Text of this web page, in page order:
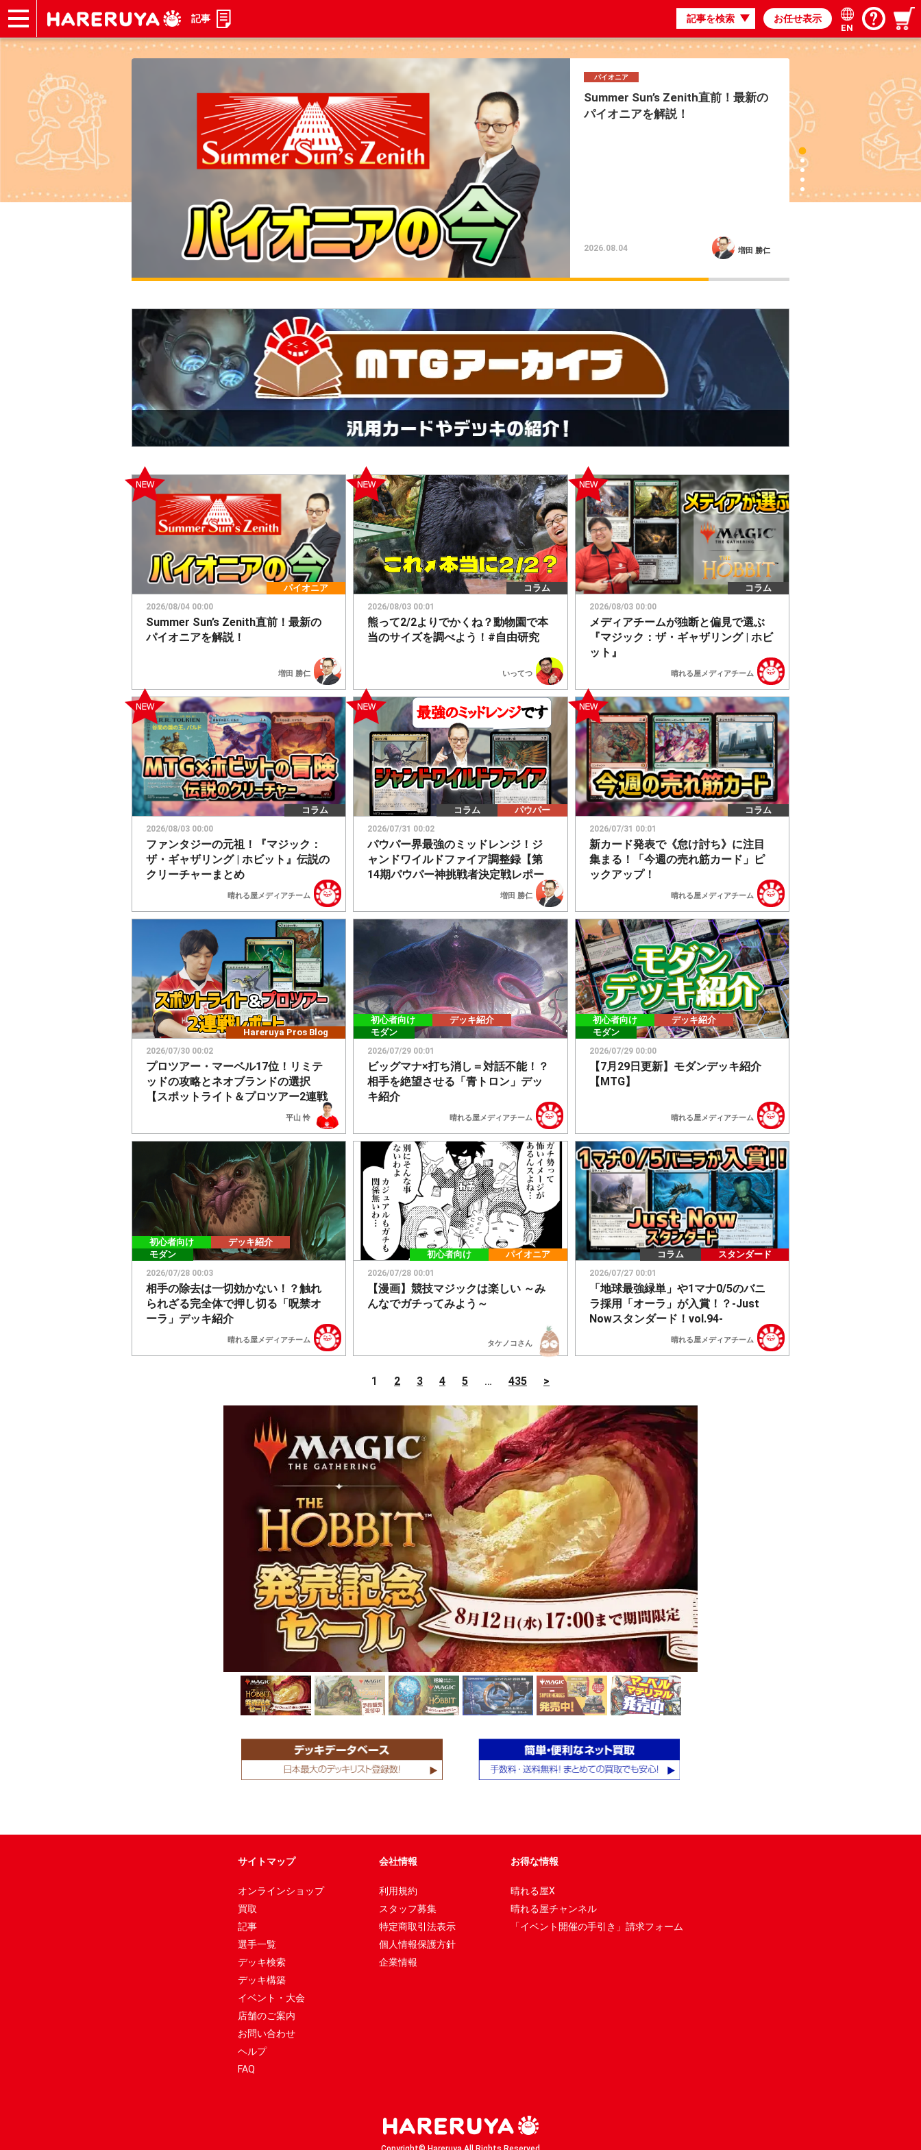
ショップ
買取
記事
デッキ検索
デッキ構築
選手一覧
店舗一覧
イベント
お問い合わせ
記事 記事を検索 お任せ表示
EN
コラム
熊って2/2よりでかくね？動物園で
本当のサイズを調べよう！#自由研
2026.08.03 いってつ
パイオニア
増田 勝仁
Summer Sun’s Zenith直前！最新の
パイオニアを解説！
2026/08/04 00:00
コラム
いってつ
熊って2/2よりでかくね？動物園で本
当のサイズを調べよう！#自由研究
2026/08/03 00:01
コラム
晴れる屋メディアチーム
メディアチームが独断と偏見で選ぶ
『マジック：ザ・ギャザリング | ホビ
ット』
2026/08/03 00:00
コラム
晴れる屋メディアチーム
ファンタジーの元祖！『マジック：
ザ・ギャザリング | ホビット』伝説の
クリーチャーまとめ
2026/08/03 00:00
コラム パウパー
増田 勝仁
パウパー界最強のミッドレンジ！ジ
ャンドワイルドファイア調整録【第
14期パウパー神挑戦者決定戦レポー
2026/07/31 00:02
コラム
晴れる屋メディアチーム
新カード発表で《怠け討ち》に注目
集まる！「今週の売れ筋カード」ピ
ックアップ！
2026/07/31 00:01
Hareruya Pros Blog
平山 怜
プロツアー・マーベル17位！リミテ
ッドの攻略とネオブランドの選択
【スポットライト＆プロツアー2連戦
2026/07/30 00:02
初心者向け
デッキ紹介
モダン
晴れる屋メディアチーム
ビッグマナ×打ち消し＝対話不能！？
相手を絶望させる「青トロン」デッ
キ紹介
2026/07/29 00:01
初心者向け
デッキ紹介
モダン
晴れる屋メディアチーム
【7月29日更新】モダンデッキ紹介
【MTG】
2026/07/29 00:00
初心者向け
デッキ紹介
モダン
晴れる屋メディアチーム
相手の除去は一切効かない！？触れ
られざる完全体で押し切る「呪禁オ
ーラ」デッキ紹介
2026/07/28 00:03
初心者向け パイオニア
タケノコさん
【漫画】競技マジックは楽しい ～み
んなでガチってみよう～
2026/07/28 00:01
コラム スタンダード
晴れる屋メディアチーム
「地球最強緑単」や1マナ0/5のバニ
ラ採用「オーラ」が入賞！？-Just
Nowスタンダード！vol.94-
2026/07/27 00:01
1 2 3 4 5 … 435 >
サイトマップ
オンラインショップ
買取
記事
選手一覧
デッキ検索
デッキ構築
イベント・大会
店舗のご案内
お問い合わせ
ヘルプ
FAQ
会社情報
利用規約
スタッフ募集
特定商取引法表示
個人情報保護方針
企業情報
お得な情報
晴れる屋X
晴れる屋チャンネル
「イベント開催の手引き」請求フォーム